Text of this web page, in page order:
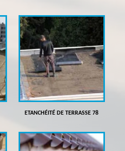
ETANCHÉITÉ DE TERRASSE 78